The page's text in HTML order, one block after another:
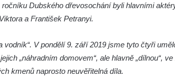
Hluboká
Hluboká
Dubského dřevosochání byli hlavními
a František Petranyi.
vodník“. V pondělí 9. září 2019 jsme tyto čtyři
„náhradním domovem“, ale hlavně „dílnou“,
kmenů naprosto neuvěřitelná díla.